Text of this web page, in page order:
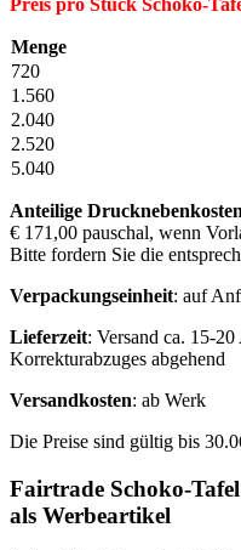
Preis pro Stück Schoko-
Menge
720
1.560
2.040
2.520
5.040
Anteilige
€ 171,00 pauschal, wenn
Bitte fordern Sie die
Verpackungseinheit: auf
Lieferzeit: Versand ca. 15-
Korrekturabzuges abgehend
Versandkosten: ab Werk
Die Preise sind gültig bis
Fairtrade Schoko-
als Werbeartikel